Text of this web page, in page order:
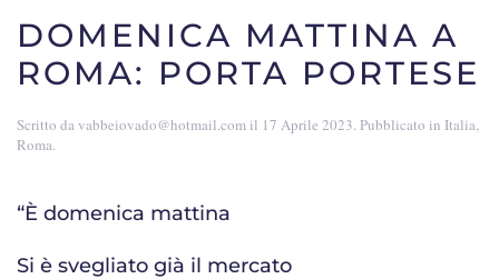
DOMENICA MATTINA A
ROMA: PORTA PORTESE
Scritto da vabbeiovado@hotmail.com il 17 Aprile 2023. Pubblicato in Italia
Roma.
“È domenica mattina
Si è svegliato già il mercato